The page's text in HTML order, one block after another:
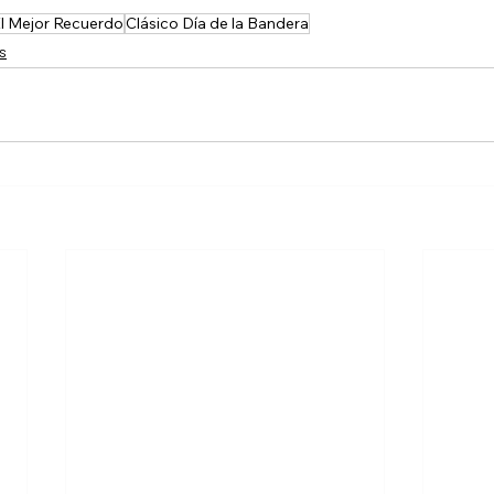
Mejor RecuerdoClásico Día de la Bandera